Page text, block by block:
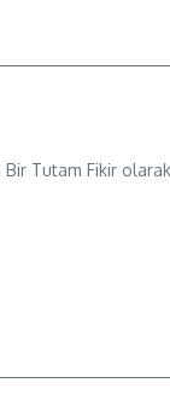
Tutam Fikir